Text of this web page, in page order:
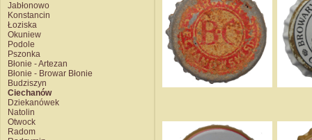
Jabłonowo
Konstancin
Łoziska
Okuniew
Podole
Pszonka
Błonie - Artezan
Błonie - Browar Błonie
Budziszyn
Ciechanów
Dziekanówek
Natolin
Otwock
Radom